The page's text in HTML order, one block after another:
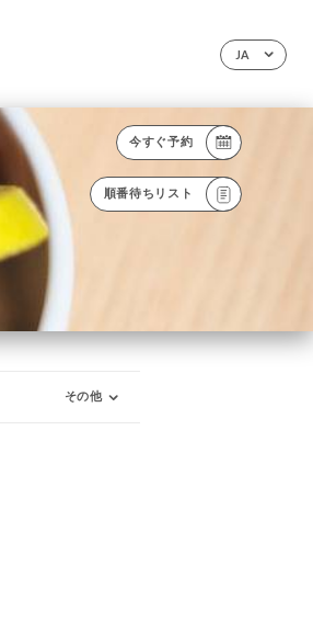
JA
今すぐ予約
順番待ちリスト
その他